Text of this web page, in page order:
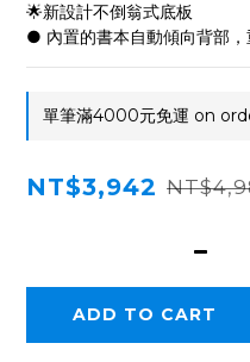
🌟新設計不倒翁式底板
● 內置的書本自動傾向背部
單筆滿4000元免運 on
NT$3,942
ADD TO CART